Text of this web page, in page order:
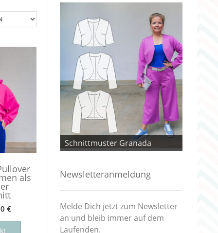
als
€
Dieses
Schnittmuster Granada
Newsletteranmeldung
Melde Dich jetzt zum Newsletter
an und bleib immer auf dem
Laufenden.